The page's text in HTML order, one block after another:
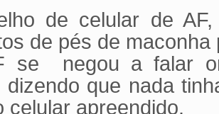
de celular de
de pés de
se negou a falar
que nada
celular apreendido.